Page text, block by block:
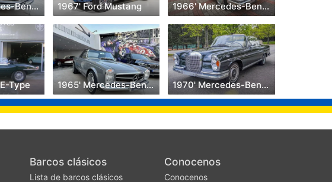
1965' Mercedes-Benz 230 1967' Ford Mustang 1966' Mercedes-Benz W111
Type 1965' Mercedes-Benz 230 1970' Mercedes-Benz S-Klasse
Barcos clásicos
Lista de barcos clásicos
Conocenos
Conocenos